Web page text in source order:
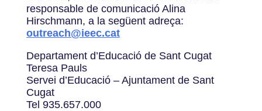
responsable de comunicació Alina
Hirschmann, a la següent adreça:
outreach@ieec.cat
Departament d’Educació de Sant Cugat
Teresa Pauls
Servei d’Educació – Ajuntament de Sant
Cugat
Tel 935.657.000